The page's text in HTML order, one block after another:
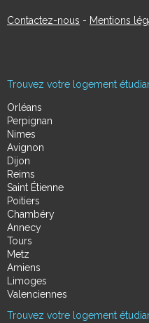
Contactez-nous - Mentions
Trouvez votre logement
Orléans
Perpignan
Nimes
Avignon
Dijon
Reims
Saint Étienne
Poitiers
Chambéry
Annecy
Tours
Metz
Amiens
Limoges
Valenciennes
Trouvez votre logement